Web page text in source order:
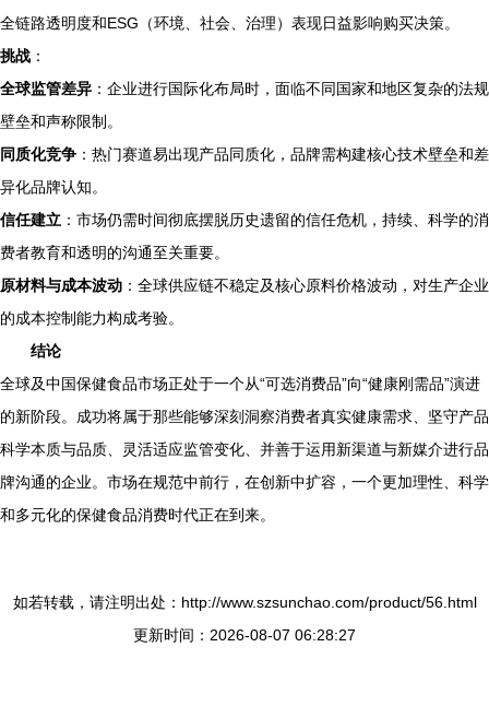
全链路透明度和ESG（环境、社会、治理）表现日益影响购买决策。
挑战 ：
全球监管差异 ：企业进行国际化布局时，面临不同国家和地区复杂的法规
壁垒和声称限制。
同质化竞争 ：热门赛道易出现产品同质化，品牌需构建核心技术壁垒和差
异化品牌认知。
信任建立 ：市场仍需时间彻底摆脱历史遗留的信任危机，持续、科学的消
费者教育和透明的沟通至关重要。
原材料与成本波动 ：全球供应链不稳定及核心原料价格波动，对生产企业
的成本控制能力构成考验。
结论
全球及中国保健食品市场正处于一个从“可选消费品”向“健康刚需品”演进
的新阶段。成功将属于那些能够深刻洞察消费者真实健康需求、坚守产品
科学本质与品质、灵活适应监管变化、并善于运用新渠道与新媒介进行品
牌沟通的企业。市场在规范中前行，在创新中扩容，一个更加理性、科学
和多元化的保健食品消费时代正在到来。
如若转载，请注明出处：http://www.szsunchao.com/product/56.html
更新时间：2026-08-07 06:28:27